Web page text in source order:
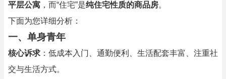
平层公寓 ，而“住宅”是纯住宅性质的商品房。
下面为您详细分析：
一、单身青年
核心诉求 ：低成本入门、通勤便利、生活配套丰富、注重社
交与生活方式。